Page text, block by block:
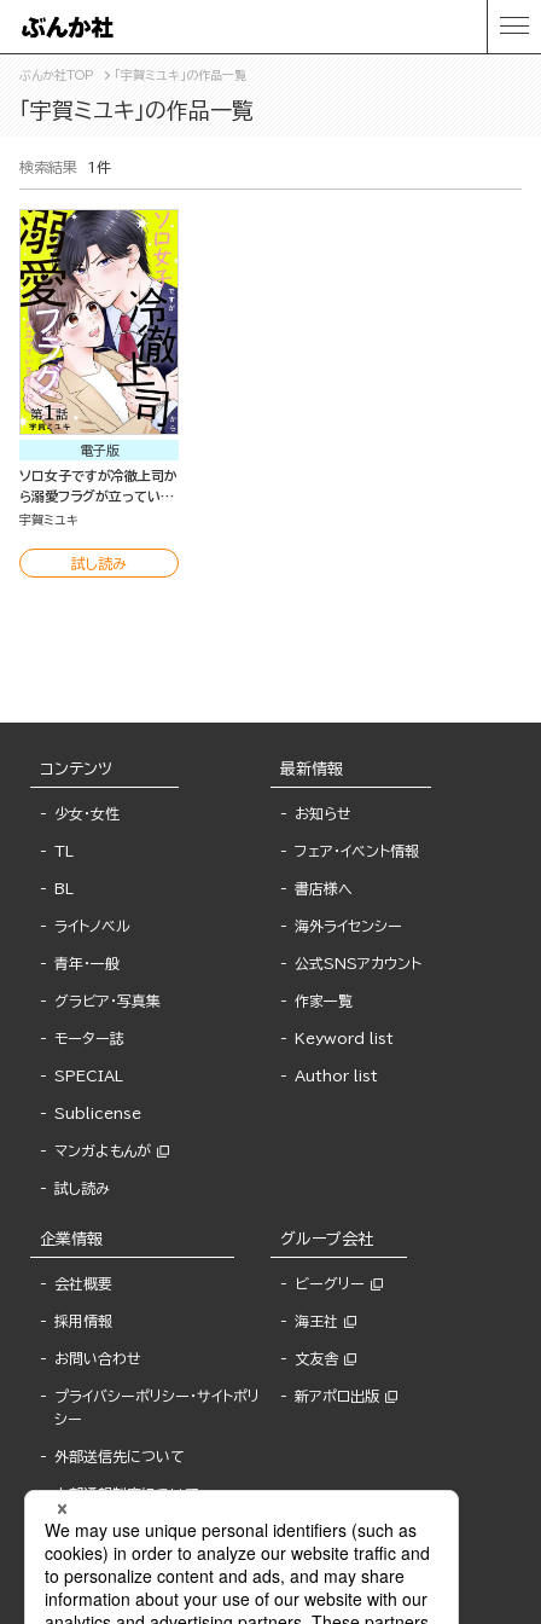
ぶんか社TOP 「宇賀ミユキ」の作品一覧
「宇賀ミユキ」の作品一覧
検索結果 1件
電子版
ソロ女子ですが冷徹上司か
ら溺愛フラグが立っていま
す…!?（分冊版）
宇賀ミユキ
試し読み
コンテンツ
少女・女性
TL
BL
ライトノベル
青年・一般
グラビア・写真集
モーター誌
SPECIAL
Sublicense
マンガよもんが
試し読み
最新情報
お知らせ
フェア・イベント情報
書店様へ
海外ライセンシー
公式SNSアカウント
作家一覧
Keyword list
Author list
企業情報
会社概要
採用情報
お問い合わせ
プライバシーポリシー・サイトポリ
シー
外部送信先について
内部通報制度について
グループ会社
ビーグリー
海王社
文友舎
新アポロ出版